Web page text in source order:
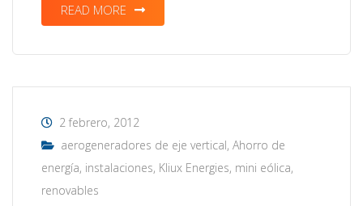
READ MORE
2 febrero, 2012
aerogeneradores de eje vertical, Ahorro de
energía, instalaciones, Kliux Energies, mini eólica,
renovables